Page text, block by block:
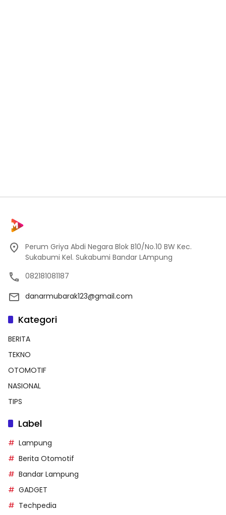
Perum Griya Abdi Negara Blok B10/No.10 BW Kec.
Sukabumi Kel. Sukabumi Bandar LAmpung
082181081187
danarmubarak123@gmail.com
Kategori
BERITA
TEKNO
OTOMOTIF
NASIONAL
TIPS
Label
Lampung
Berita Otomotif
Bandar Lampung
GADGET
Techpedia